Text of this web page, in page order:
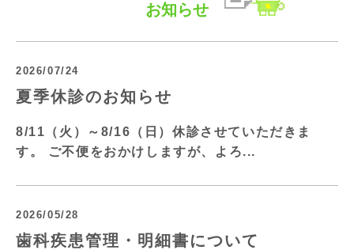
お知らせ
2026/07/24
夏季休診のお知らせ
8/11（火）～8/16（日）休診させていただきま
す。 ご不便をおかけしますが、よろ...
2026/05/28
歯科疾患管理・明細書について